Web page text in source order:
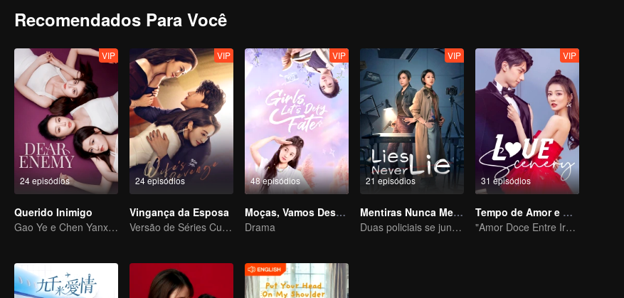
Recomendados Para Você
24 episódios
VIP
Querido Inimigo
Gao Ye e Chen Yanxi: De melhores amigas a inimigas juradas
24 episódios
VIP
Vingança da Esposa
Versão de Séries Curtas “A Tentação de voltar para casa”
48 episódios
VIP
Moças, Vamos Desafiar o Destino
Drama
21 episódios
VIP
Mentiras Nunca Mentem
Duas policiais se juntam ao caso
31 episódios
VIP
Tempo de Amor e Alegria com Você
"Amor Doce Entre Irmãos"